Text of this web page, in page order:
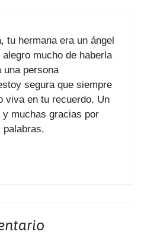
tu hermana era un ángel
mucho de haberla
una persona
segura que siempre
viva en tu recuerdo. Un
y muchas gracias por
palabras.